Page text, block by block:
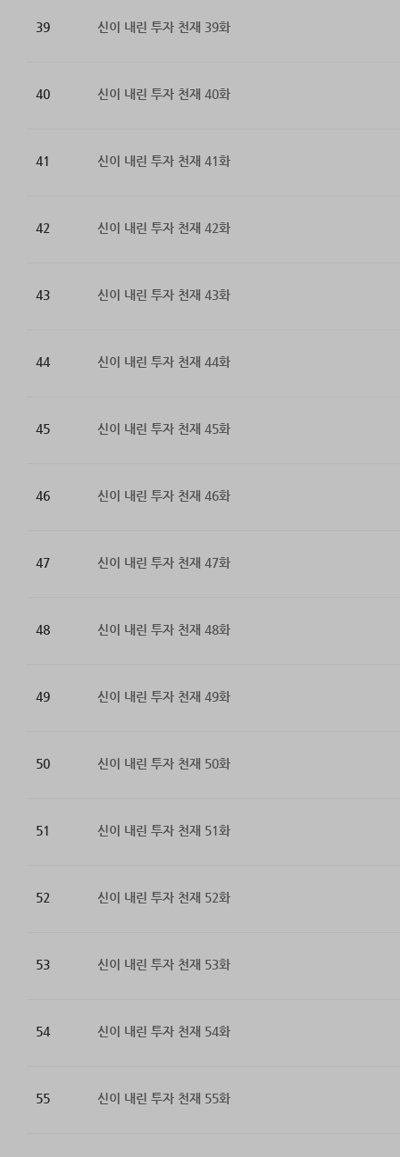
39 신이 내린 투자 천재 39화
40 신이 내린 투자 천재 40화
41 신이 내린 투자 천재 41화
42 신이 내린 투자 천재 42화
43 신이 내린 투자 천재 43화
44 신이 내린 투자 천재 44화
45 신이 내린 투자 천재 45화
46 신이 내린 투자 천재 46화
47 신이 내린 투자 천재 47화
48 신이 내린 투자 천재 48화
49 신이 내린 투자 천재 49화
50 신이 내린 투자 천재 50화
51 신이 내린 투자 천재 51화
52 신이 내린 투자 천재 52화
53 신이 내린 투자 천재 53화
54 신이 내린 투자 천재 54화
55 신이 내린 투자 천재 55화